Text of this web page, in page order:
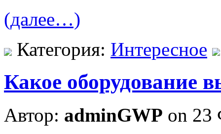
(далее…)
Категория: Интересное
Какое оборудование
Автор: adminGWP on 23